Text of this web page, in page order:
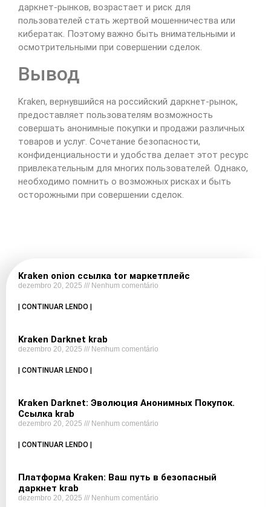
даркнет-рынков, возрастает и риск для
пользователей стать жертвой мошенничества или
кибератак. Поэтому важно быть внимательными и
осмотрительными при совершении сделок.
Вывод
Kraken, вернувшийся на российский даркнет-рынок,
предоставляет пользователям возможность
совершать анонимные покупки и продажи различных
товаров и услуг. Сочетание безопасности,
конфиденциальности и удобства делает этот ресурс
привлекательным для многих пользователей. Однако,
необходимо помнить о возможных рисках и быть
осторожными при совершении сделок.
Kraken onion ссылка tor маркетплейс
dezembro 20, 2025 Nenhum comentário
| CONTINUAR LENDO |
Kraken Darknet krab
dezembro 20, 2025 Nenhum comentário
| CONTINUAR LENDO |
Kraken Darknet: Эволюция Анонимных Покупок.
Ссылка krab
dezembro 20, 2025 Nenhum comentário
| CONTINUAR LENDO |
Платформа Kraken: Ваш путь в безопасный
даркнет krab
dezembro 20, 2025 Nenhum comentário